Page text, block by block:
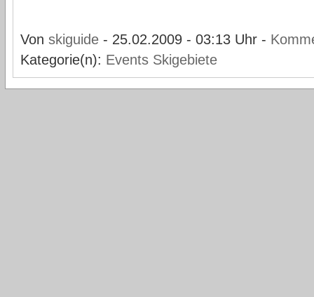
Von skiguide- 25.02.2009 - 03:13 Uhr -
Kategorie(n): Events Skigebiete